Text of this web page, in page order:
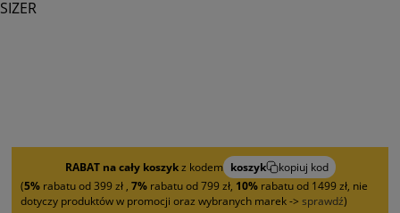
RABAT na cały koszykz kodem koszyk
kopiuj kod
(5% rabatu od 399 zł , 7% rabatu od 799 zł, 10% rabatu od 1499 zł, nie
dotyczy produktów w promocji oraz wybranych marek -> sprawdź)
SIZER